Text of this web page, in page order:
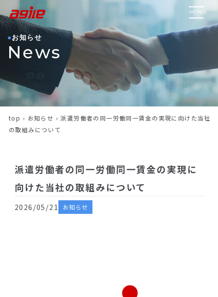
MENU
お知らせ
News
top › お知らせ › 派遣労働者の同一労働同一賃金の実現に向けた当社
の取組みについて
派遣労働者の同一労働同一賃金の実現に
向けた当社の取組みについて
2026/05/21 お知らせ